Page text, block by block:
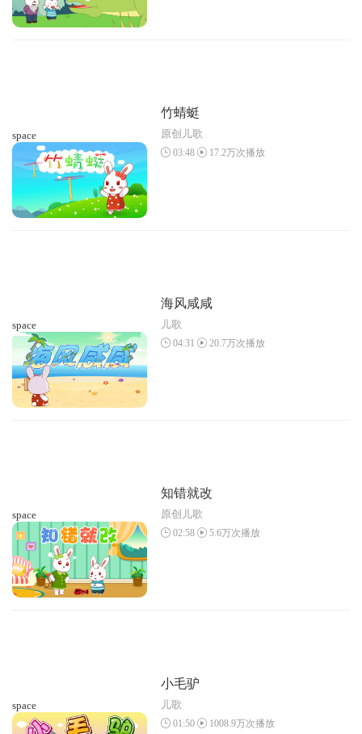
space
竹蜻蜓
原创儿歌
03:48 17.2万次播放
space
海风咸咸
儿歌
04:31 20.7万次播放
space
知错就改
原创儿歌
02:58 5.6万次播放
space
小毛驴
儿歌
01:50 1008.9万次播放